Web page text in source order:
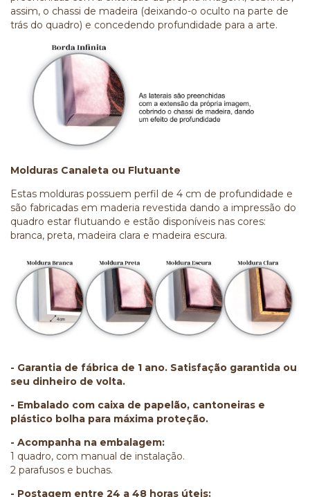
assim, o chassi de madeira (deixando-o oculto na parte de
trás do quadro) e concedendo profundidade para a arte.
Molduras Canaleta ou Flutuante
Estas molduras possuem perfil de 4 cm de profundidade e
são fabricadas em maderia revestida dando a impressão do
quadro estar flutuando e estão disponíveis nas cores:
branca, preta, madeira clara e madeira escura.
- Garantia de fábrica de 1 ano. Satisfação garantida ou
seu dinheiro de volta.
- Embalado com caixa de papelão, cantoneiras e
plástico bolha para máxima proteção.
- Acompanha na embalagem:
1 quadro, com manual de instalação.
2 parafusos e buchas.
- Postagem entre 24 a 48 horas úteis: